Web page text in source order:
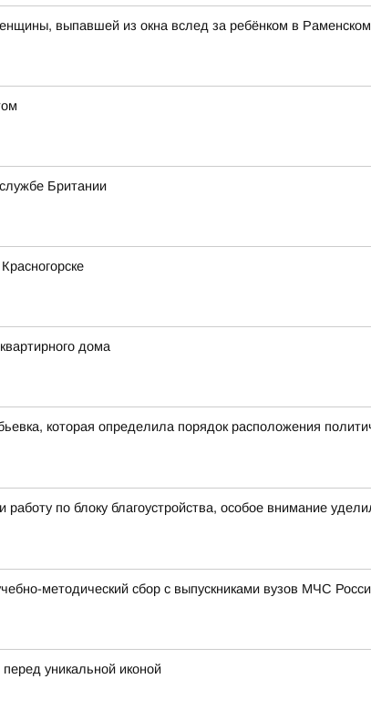
выпавшей из окна вслед за ребёнком в
Британии
дома
которая определила порядок расположения
по блоку благоустройства, особое внимание
методический сбор с выпускниками вузов МЧС
уникальной иконой